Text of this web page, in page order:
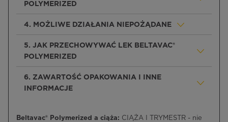
POLYMERIZED
4. MOŻLIWE DZIAŁANIA NIEPOŻĄDANE
5. JAK PRZECHOWYWAĆ LEK BELTAVAC®
POLYMERIZED
6. ZAWARTOŚĆ OPAKOWANIA I INNE
INFORMACJE
Beltavac® Polymerized a ciąża: CIĄŻA I TRYMESTR - nie